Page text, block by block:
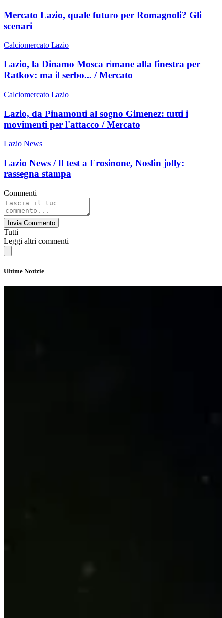
Mercato Lazio, quale futuro per Romagnoli? Gli
scenari
Calciomercato Lazio
Lazio, la Dinamo Mosca rimane alla finestra per
Ratkov: ma il serbo... / Mercato
Calciomercato Lazio
Lazio, da Pinamonti al sogno Gimenez: tutti i
movimenti per l'attacco / Mercato
Lazio News
Lazio News / Il test a Frosinone, Noslin jolly:
rassegna stampa
Commenti
Invia Commento
Tutti
Leggi altri commenti
Ultime Notizie